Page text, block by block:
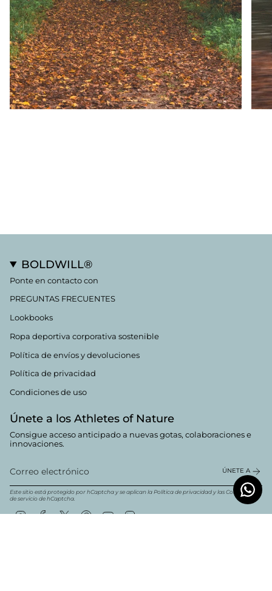
BOLDWILL®
Ponte en contacto con
PREGUNTAS FRECUENTES
Lookbooks
Ropa deportiva corporativa sostenible
Política de envíos y devoluciones
Política de privacidad
Condiciones de uso
Únete a los Athletes of Nature
Consigue acceso anticipado a nuevas gotas, colaboraciones e
innovaciones.
ÚNETE A
Este sitio está protegido por hCaptcha y se aplican laPolítica de privacidady lasCondiciones
de serviciode hCaptcha.
InstagramFacebook
TwitterPinterestYouTubeLinkedin